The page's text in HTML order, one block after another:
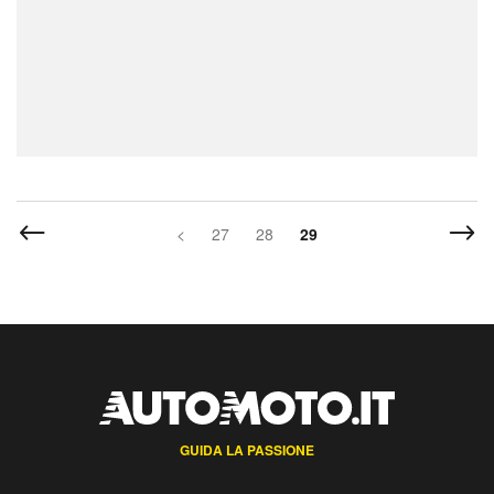
< 27 28 29
GUIDA LA PASSIONE